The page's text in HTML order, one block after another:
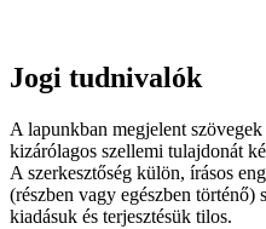
Jogi tudnivalók
A lapunkban megjelent
kizárólagos szellemi tulajdonát
A szerkesztőség külön, írásos
(részben vagy egészben történő)
kiadásuk és terjesztésük tilos.